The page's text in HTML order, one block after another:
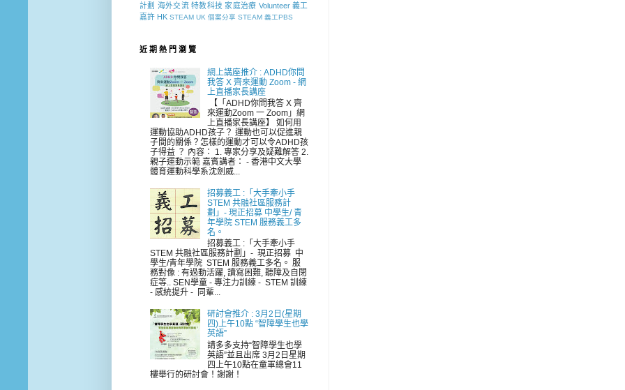
計劃 海外交流 特教科技 家庭治療 Volunteer 義工
嘉許 HK STEAM UK 個案分享 STEAM 義工PBS
近 期 熱 門 瀏 覽
網上講座推介 : ADHD你問
我答 X 齊來運動 Zoom - 網
上直播家長講座
【「ADHD你問我答 X 齊
來運動Zoom 一 Zoom」網
上直播家長講座】 如何用
運動協助ADHD孩子？ 運動也可以促進親
子間的關係？怎樣的運動才可以令ADHD孩
子得益 ？ 內容： 1. 專家分享及疑難解答 2.
親子運動示範 嘉賓講者： - 香港中文大學
體育運動科學系沈劍威...
招募義工 :「大手牽小手
STEM 共融社區服務計
劃」- 現正招募 中學生/ 青
年學院 STEM 服務義工多
名。
招募義工 :「大手牽小手
STEM 共融社區服務計劃」- 現正招募 中
學生/青年學院 STEM 服務義工多名。 服
務對像 : 有過動活躍, 讀寫困難, 聽障及自閉
症等.. SEN學童 - 專注力訓練 - STEM 訓練
- 感統提升 - 同輩...
研討會推介 : 3月2日(星期
四)上午10點 “智障學生也學
英語”
請多多支持“智障學生也學
英語”並且出席 3月2日星期
四上午10點在童軍總會11
樓舉行的研討會！謝謝！